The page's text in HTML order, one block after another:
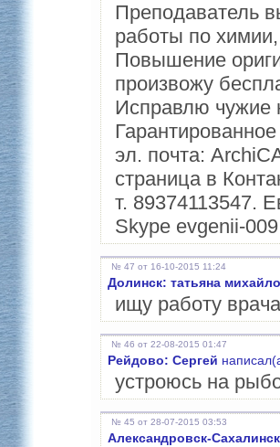
Преподаватель
работы по химии,
Повышение
произвожу
Исправлю чужие
эл. почта:
страница в
т. 89374113547.
Skype evgenii-009
№ 47 от 16-10-2015 11:24
Долинск: татьяна
ищу работу
№ 46 от 22-08-2015 01:47
Рейдово: Сергей
устроюсь на
№ 45 от 28-07-2015 03:53
Александровск-